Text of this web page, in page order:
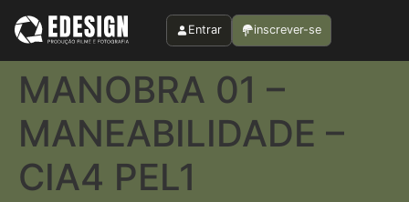
Entrar inscrever-se
MANOBRA 01 –
MANEABILIDADE –
CIA4 PEL1